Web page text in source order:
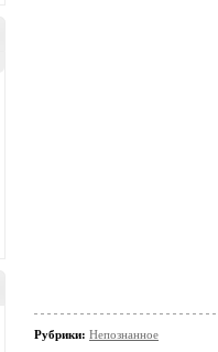
Рубрики: Непознанное